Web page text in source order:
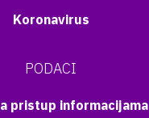
Koronavirus
PODACI
pristup informacijama